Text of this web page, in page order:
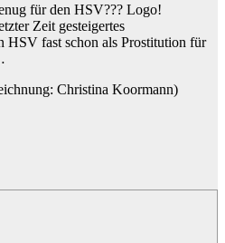
für den HSV??? Logo!
Zeit gesteigertes
HSV fast schon als Prostitution für
Christina Koormann)